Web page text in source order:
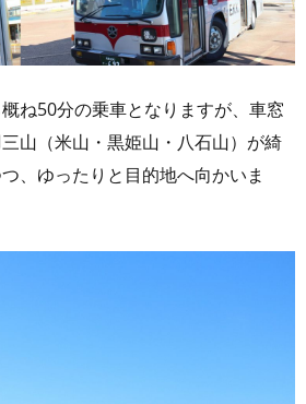
ね50分の乗車となりますが、車窓
山（米山・黒姫山・八石山）が綺
、ゆったりと目的地へ向かいま